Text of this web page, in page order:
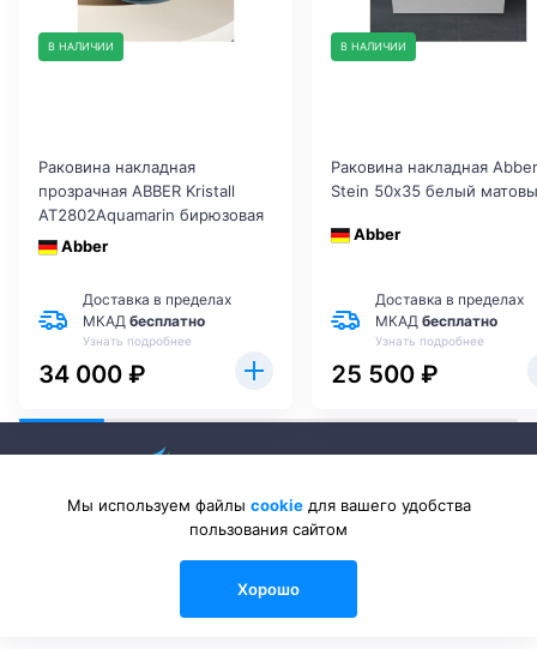
В НАЛИЧИИ
Раковина накладная
прозрачная ABBER Kristall
AT2802Aquamarin бирюзовая
Abber
Доставка в пределах
МКАД бесплатно
Узнать подробнее
34 000 ₽
В НАЛИЧИИ
Раковина накладная Abber
Stein 50х35 белый
Abber
Доставка в пределах
МКАД бесплатно
Узнать подробнее
25 500 ₽
2026 © Sanlib-Santehnika.ru — интернет-магазин сантехники
Мы используем файлы cookieдля вашего удобства
пользования сайтом
Хорошо